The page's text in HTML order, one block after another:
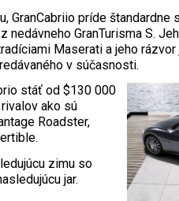
GranCabriio príde štandardne
GranTurisma S.
Maserati a jeho rázvor
v súčasnosti.
stáť od $130 000
ako sú
Roadster,
zimu so
jar.